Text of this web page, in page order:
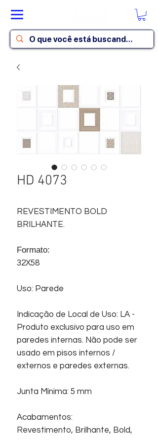
HD 4073
REVESTIMENTO BOLD
BRILHANTE.
Formato:
32X58
Uso: Parede
Indicação de Local de Uso: LA -
Produto exclusivo para uso em
paredes internas. Não pode ser
usado em pisos internos /
externos e paredes externas.
Junta Mínima: 5 mm
Acabamentos:
Revestimento, Brilhante, Bold,